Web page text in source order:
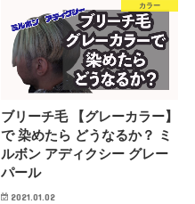
カラー
ブリーチ毛 【グレーカラー】
で 染めたら どうなるか？ ミ
ルボン アディクシー グレー
パール
2021.01.02